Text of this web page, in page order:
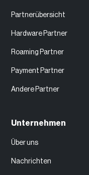
Partnerübersicht
Hardware Partner
Roaming Partner
Payment Partner
Andere Partner
Unternehmen
Über uns
Nachrichten